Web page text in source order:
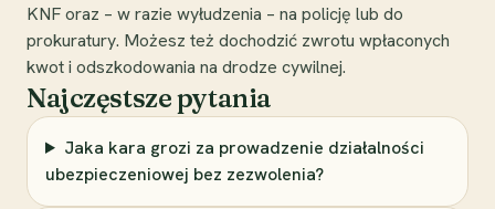
KNF oraz – w razie wyłudzenia – na policję lub do
prokuratury. Możesz też dochodzić zwrotu wpłaconych
kwot i odszkodowania na drodze cywilnej.
Najczęstsze pytania
Jaka kara grozi za prowadzenie działalności
ubezpieczeniowej bez zezwolenia?